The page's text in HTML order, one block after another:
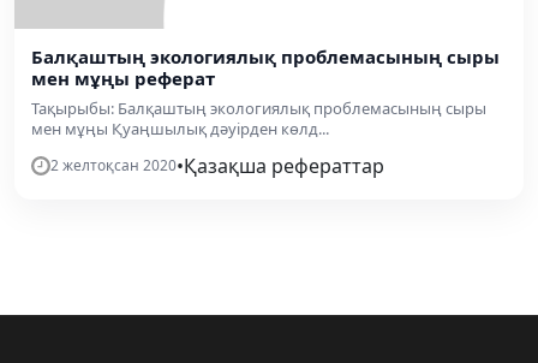
Балқаштың экологиялық проблемасының сыры
мен мұңы реферат
Тақырыбы: Балқаштың экологиялық проблемасының сыры
мен мұңы Қуаңшылық дәуірден көлд...
2 желтоқсан 2020•Қазақша рефераттар